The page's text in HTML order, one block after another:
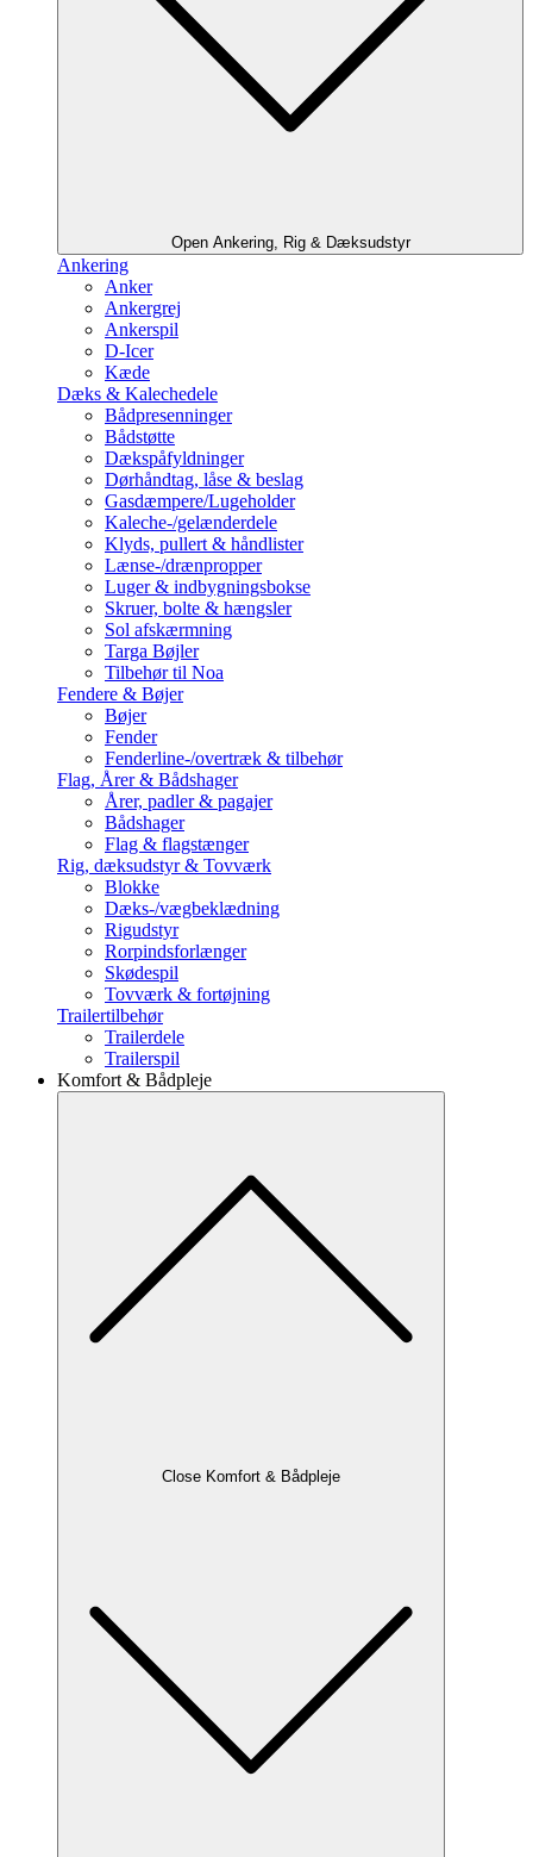
Open Ankering, Rig & Dæksudstyr
Ankering
Anker
Ankergrej
Ankerspil
D-Icer
Kæde
Dæks & Kalechedele
Bådpresenninger
Bådstøtte
Dækspåfyldninger
Dørhåndtag, låse & beslag
Gasdæmpere/Lugeholder
Kaleche-/gelænderdele
Klyds, pullert & håndlister
Lænse-/drænpropper
Luger & indbygningsbokse
Skruer, bolte & hængsler
Sol afskærmning
Targa Bøjler
Tilbehør til Noa
Fendere & Bøjer
Bøjer
Fender
Fenderline-/overtræk & tilbehør
Flag, Årer & Bådshager
Årer, padler & pagajer
Bådshager
Flag & flagstænger
Rig, dæksudstyr & Tovværk
Blokke
Dæks-/vægbeklædning
Rigudstyr
Rorpindsforlænger
Skødespil
Tovværk & fortøjning
Trailertilbehør
Trailerdele
Trailerspil
Komfort & Bådpleje
Close Komfort & Bådpleje